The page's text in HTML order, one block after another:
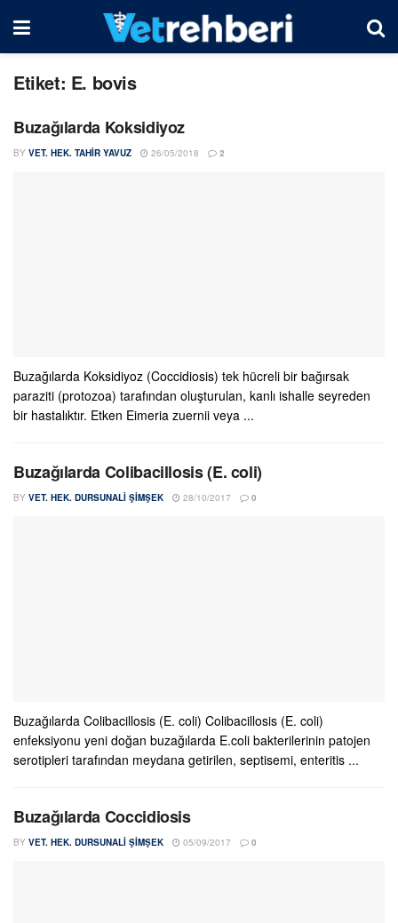
Etiket: E. bovis
Buzağılarda Koksidiyoz
BY VET. HEK. TAHIR YAVUZ 26/05/2018 2
Buzağılarda Koksidiyoz (Coccidiosis) tek hücreli bir bağırsak
paraziti (protozoa) tarafından oluşturulan, kanlı ishalle seyreden
bir hastalıktır. Etken Eimeria zuernii veya ...
Buzağılarda Colibacillosis (E. coli)
BY VET. HEK. DURSUNALI ŞIMŞEK 28/10/2017 0
Buzağılarda Colibacillosis (E. coli) Colibacillosis (E. coli)
enfeksiyonu yeni doğan buzağılarda E.coli bakterilerinin patojen
serotipleri tarafından meydana getirilen, septisemi, enteritis ...
Buzağılarda Coccidiosis
BY VET. HEK. DURSUNALI ŞIMŞEK 05/09/2017 0